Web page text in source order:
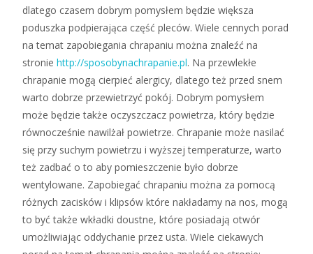
dlatego czasem dobrym pomysłem będzie większa
poduszka podpierająca część pleców. Wiele cennych porad
na temat zapobiegania chrapaniu można znaleźć na
stronie http://sposobynachrapanie.pl. Na przewlekłe
chrapanie mogą cierpieć alergicy, dlatego też przed snem
warto dobrze przewietrzyć pokój. Dobrym pomysłem
może będzie także oczyszczacz powietrza, który będzie
równocześnie nawilżał powietrze. Chrapanie może nasilać
się przy suchym powietrzu i wyższej temperaturze, warto
też zadbać o to aby pomieszczenie było dobrze
wentylowane. Zapobiegać chrapaniu można za pomocą
różnych zacisków i klipsów które nakładamy na nos, mogą
to być także wkładki doustne, które posiadają otwór
umożliwiając oddychanie przez usta. Wiele ciekawych